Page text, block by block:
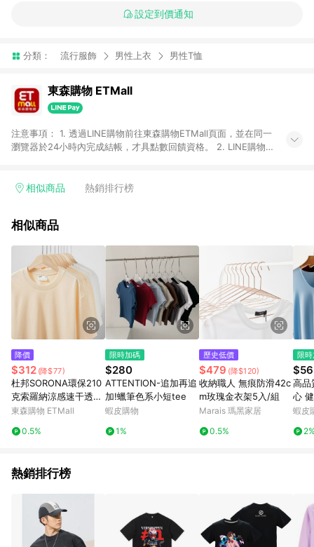
設定到價通知
分類： 流行服飾 男性上衣 男性T恤
東森購物 ETMall
注意事項： 1. 透過LINE購物前往東森購物ETMall頁面，並在同一
瀏覽器於24小時內完成結帳，才具點數回饋資格。 2. LINE購物
單，皆不在點數回饋範圍內。 3. 如購買以下類別商品，將無法獲
球嚴選、商城、專案商品、「草莓網」全館商品。 4. 如取消訂
回饋。 5. 點數回饋會扣除所有折扣優惠後之最終發票金額計算，
實際回饋請依LINE購物通知為主。 6. 訂單如有使用東森購物
ETMall站內之折扣優惠(包含但不限於東森幣、樂透金、東森現金
券等)，不具點數回饋資格。詳細請依東森購物ETMall之結帳頁面
顯示為準。 7. LINE購物設有「單一商品最高回饋點數」機制(特
殊活動時開放「回饋無上限」)，以同一訂單中同一商品不論件數
計算，並依訂單成立時間當下LINE購物所設定的回饋機制為準。
如顯示之商品規格、顏色、價位、贈品與東森購物ETMall銷售網
頁不符，以銷售網頁標示為準。 9. 若有贈點爭議，請務必於訂單
日期+180天以內至LINE購物客服洽詢；若超過180天(含)以上進
行申訴，恕無法贈點回饋。 10. 部分點數紅包僅限指定商品使
用，或不適用於無回饋商品。各點數紅包之適用商品與使用條件
請依點數紅包頁面規則為準。
相似商品 熱銷排行榜
相似商品
降價
$312 (降$77)
杜邦SORONA環保210
克索羅納涼感速干透氣
打底T恤絲滑百搭圓領
東森購物 ETMall
0.5%
限時加碼
$280
ATTENTION-追加再追
加!蠟筆色系小短tee
蝦皮購物
1%
歷史低價
$479 (降$120)
收納職人 無痕防滑42c
m玫瑰金衣架5入/組
Marais 瑪黑家居
0.5%
限
$56
高品
心
步運
心 P
蝦皮
熱銷排行榜